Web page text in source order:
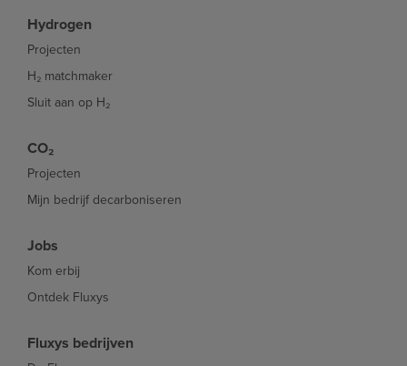
Hydrogen
Projecten
H₂ matchmaker
Sluit aan op H₂
CO₂
Projecten
Mijn bedrijf decarboniseren
Jobs
Kom erbij
Ontdek Fluxys
Fluxys bedrijven